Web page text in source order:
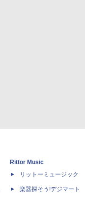
Rittor Music
リットーミュージック
楽器探そう!デジマート